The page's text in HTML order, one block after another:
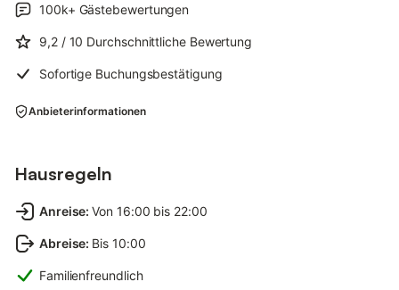
100k+ Gästebewertungen
9,2 / 10 Durchschnittliche Bewertung
Sofortige Buchungsbestätigung
Anbieterinformationen
Hausregeln
Anreise: Von 16:00 bis 22:00
Abreise: Bis 10:00
Familienfreundlich